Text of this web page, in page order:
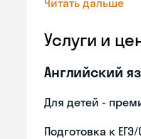
Читать дальше
Услуги и
Английский
Для детей -
Подготовка к ЕГЭ/